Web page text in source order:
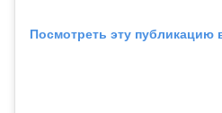
Посмотреть эту публикацию